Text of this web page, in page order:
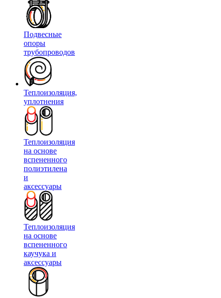
Подвесные
опоры
трубопроводов
Теплоизоляция,
уплотнения
Теплоизоляция
на основе
вспененного
полиэтилена
и
аксессуары
Теплоизоляция
на основе
вспененного
каучука и
аксессуары